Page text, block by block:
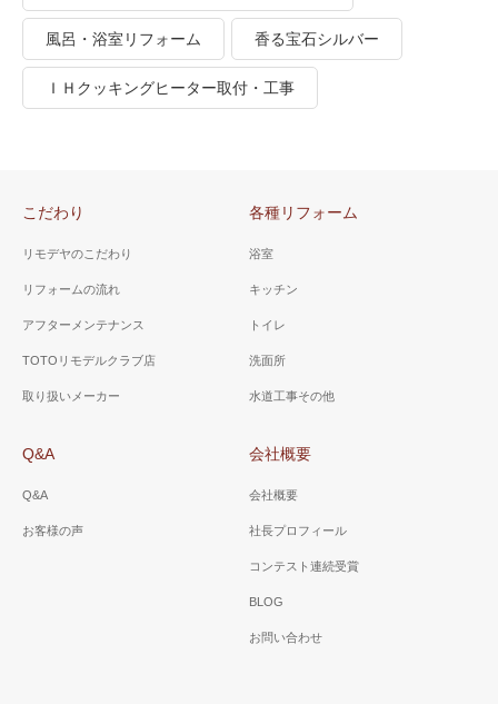
風呂・浴室リフォーム 香る宝石シルバー
ＩＨクッキングヒーター取付・工事
こだわり
リモデヤのこだわり
リフォームの流れ
アフターメンテナンス
TOTOリモデルクラブ店
取り扱いメーカー
各種リフォーム
浴室
キッチン
トイレ
洗面所
水道工事その他
Q&A
Q&A
お客様の声
会社概要
会社概要
社長プロフィール
コンテスト連続受賞
BLOG
お問い合わせ